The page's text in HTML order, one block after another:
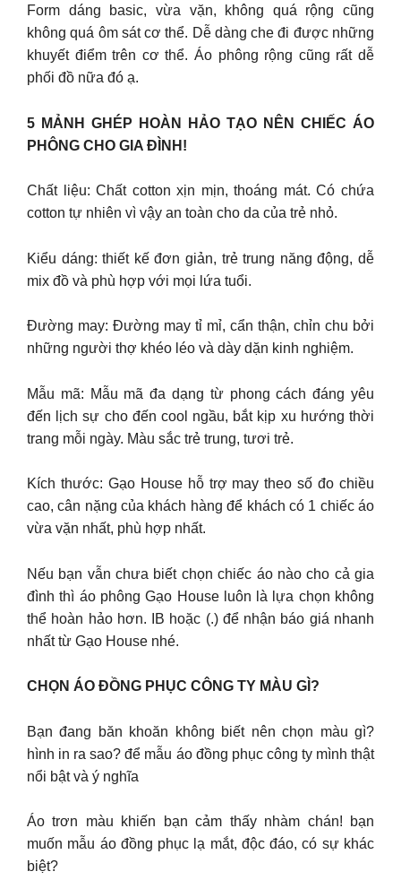
Form dáng basic, vừa vặn, không quá rộng cũng
không quá ôm sát cơ thể. Dễ dàng che đi được những
khuyết điểm trên cơ thể. Áo phông rộng cũng rất dễ
phối đồ nữa đó ạ.
5 MẢNH GHÉP HOÀN HẢO TẠO NÊN CHIẾC ÁO
PHÔNG CHO GIA ĐÌNH!
Chất liệu: Chất cotton xịn mịn, thoáng mát. Có chứa
cotton tự nhiên vì vậy an toàn cho da của trẻ nhỏ.
Kiểu dáng: thiết kế đơn giản, trẻ trung năng động, dễ
mix đồ và phù hợp với mọi lứa tuổi.
Đường may: Đường may tỉ mỉ, cẩn thận, chỉn chu bởi
những người thợ khéo léo và dày dặn kinh nghiệm.
Mẫu mã: Mẫu mã đa dạng từ phong cách đáng yêu
đến lịch sự cho đến cool ngầu, bắt kịp xu hướng thời
trang mỗi ngày. Màu sắc trẻ trung, tươi trẻ.
Kích thước: Gạo House hỗ trợ may theo số đo chiều
cao, cân nặng của khách hàng để khách có 1 chiếc áo
vừa vặn nhất, phù hợp nhất.
Nếu bạn vẫn chưa biết chọn chiếc áo nào cho cả gia
đình thì áo phông Gạo House luôn là lựa chọn không
thể hoàn hảo hơn. IB hoặc (.) để nhận báo giá nhanh
nhất từ Gạo House nhé.
CHỌN ÁO ĐỒNG PHỤC CÔNG TY MÀU GÌ?
Bạn đang băn khoăn không biết nên chọn màu gì?
hình in ra sao? để mẫu áo đồng phục công ty mình thật
nổi bật và ý nghĩa
Áo trơn màu khiến bạn cảm thấy nhàm chán! bạn
muốn mẫu áo đồng phục lạ mắt, độc đáo, có sự khác
biệt?